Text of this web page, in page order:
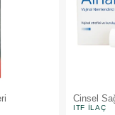
Cinsel
ITF İLAÇ